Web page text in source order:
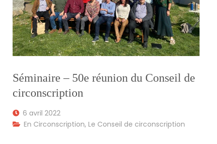
Séminaire – 50e réunion du Conseil de
circonscription
6 avril 2022
En Circonscription,Le Conseil de circonscription